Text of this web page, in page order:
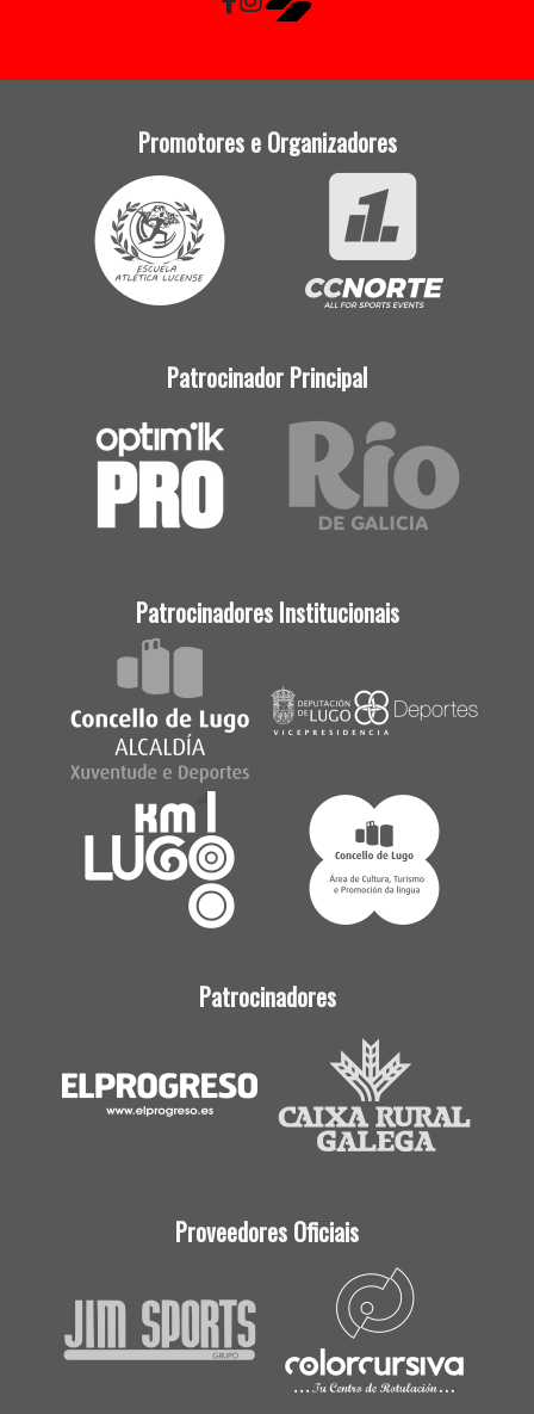
Facebook
InstagramRaceMapp
Promotores e Organizadores
Patrocinador Principal
Patrocinadores Institucionais
Patrocinadores
Proveedores Oficiais